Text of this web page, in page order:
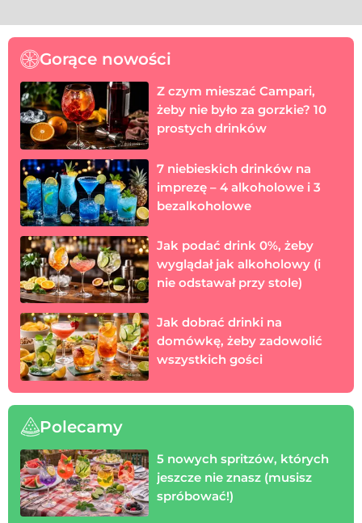
Gorące nowości
Z czym mieszać Campari,
żeby nie było za gorzkie? 10
prostych drinków
7 niebieskich drinków na
imprezę – 4 alkoholowe i 3
bezalkoholowe
Jak podać drink 0%, żeby
wyglądał jak alkoholowy (i
nie odstawał przy stole)
Jak dobrać drinki na
domówkę, żeby zadowolić
wszystkich gości
Polecamy
5 nowych spritzów, których
jeszcze nie znasz (musisz
spróbować!)